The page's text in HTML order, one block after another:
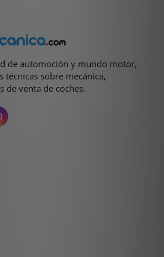
de automoción y mundo motor,
técnicas sobre mecánica,
de venta de coches.